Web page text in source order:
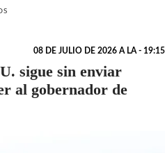
08 DE JULIO DE 2026 A LA - 19:15
sigue sin enviar
al gobernador de